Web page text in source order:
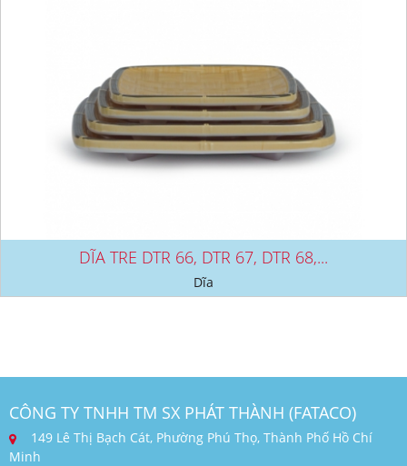
DĨA TRE DTR 66, DTR 67, DTR 68,...
Dĩa
CÔNG TY TNHH TM SX PHÁT THÀNH (FATACO)
149 Lê Thị Bạch Cát, Phường Phú Thọ, Thành Phố Hồ Chí
Minh